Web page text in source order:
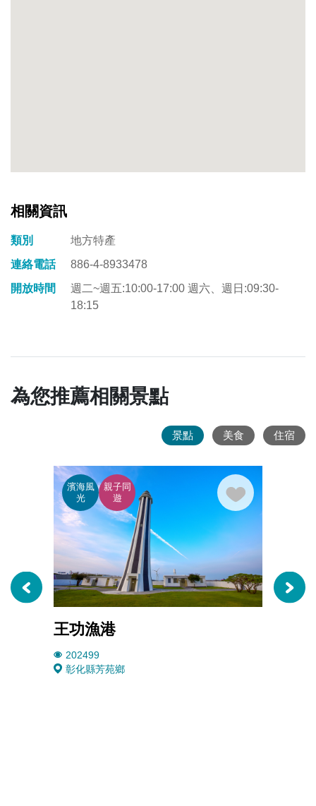
相關資訊
類別
地方特產
連絡電話
886-4-8933478
開放時間
週二~週五:10:00-17:00 週六、週日:09:30-
18:15
為您推薦相關景點
景點 美食 住宿
濱海風
光
親子同
遊
王功漁港
202499
彰化縣芳苑鄉